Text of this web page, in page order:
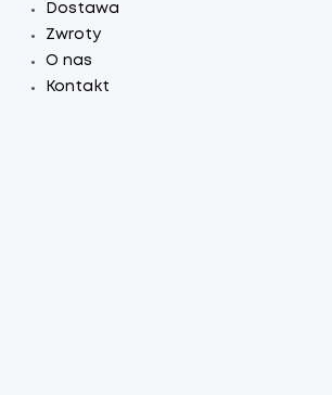
Dostawa
Zwroty
O nas
Kontakt